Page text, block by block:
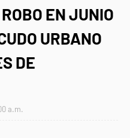
EN JUNIO
URBANO
DE
a.m.